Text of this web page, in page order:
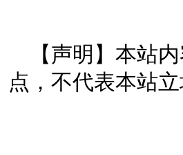
【声明】本站
点，不代表本站